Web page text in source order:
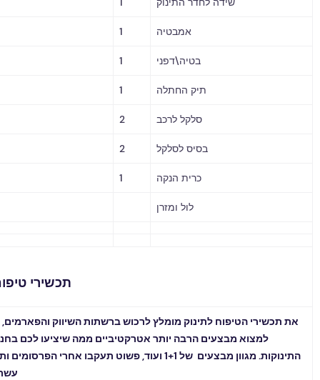
1
1
1
2
2
1
תכשירי טיפוח לתינוק
הטיפוח לתינוק מומלץ לרכוש ברשתות השיווק והפארמים, בד”כ תוכלו
מבצעים הרבה יותר אטרקטיביים ממה שיציעו לכם בחנויות למוצרי
התינוקות. מגוון מבצעים של 1+1 ועוד, פשוט תעקבו אחרי הפרסומים ותוכלו לחסוך
עשרות שקלים.